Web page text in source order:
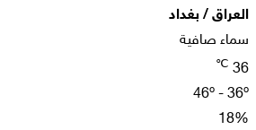
العراق / بغداد
سماء صافية
36
℃
46º - 36º
18%